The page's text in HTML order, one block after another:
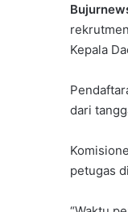
Kepala
dari
petugas